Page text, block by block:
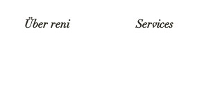
Über reni Services